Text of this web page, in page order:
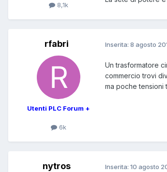
8,1k
rfabri
Utenti PLC Forum +
6k
Inserita: 8 agosto
Un trasformatore
commercio trovi
ma poche tensioni
nytros Inserita: 10 agosto